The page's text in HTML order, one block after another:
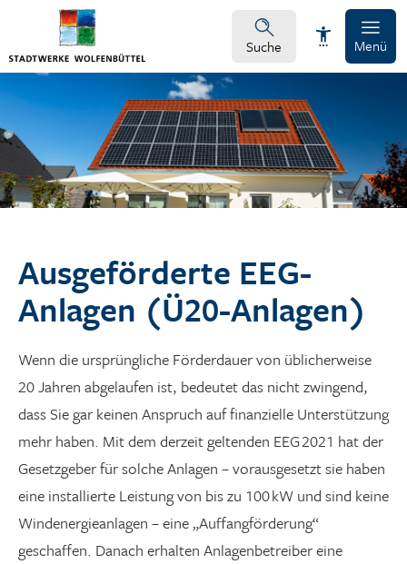
Suche Menü
Ausgeförderte EEG-
Anlagen (Ü20-Anlagen)
Wenn die ursprüngliche Förderdauer von üblicherweise
20 Jahren abgelaufen ist, bedeutet das nicht zwingend,
dass Sie gar keinen Anspruch auf finanzielle Unterstützung
mehr haben. Mit dem derzeit geltenden EEG 2021 hat der
Gesetzgeber für solche Anlagen – vorausgesetzt sie haben
eine installierte Leistung von bis zu 100 kW und sind keine
Windenergieanlagen – eine „Auffangförderung“
geschaffen. Danach erhalten Anlagenbetreiber eine
Schrift vergrößern
Schrift verkleinern
Wortabstand verkleinern
Zeilenabstand vergrößern
Zeilenabstand verkleinern
Graustufen
Großer Mauszeiger
Lesehilfe
Links unterstreichen